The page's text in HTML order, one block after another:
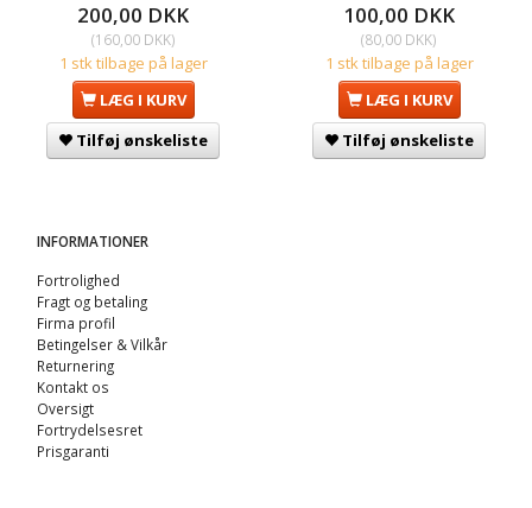
200,00 DKK
(160,00 DKK)
1 stk tilbage på lager
LÆG I KURV
Tilføj ønskeliste
100,00 DKK
(80,00 DKK)
1 stk tilbage på lager
LÆG I KURV
Tilføj ønskeliste
INFORMATIONER
Fortrolighed
Fragt og betaling
Firma profil
Betingelser & Vilkår
Returnering
Kontakt os
Oversigt
Fortrydelsesret
Prisgaranti